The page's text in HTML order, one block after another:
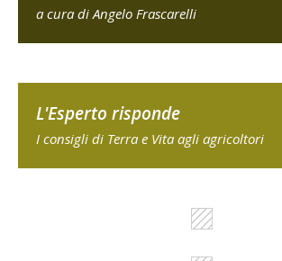
a cura di Angelo Frascarelli
L'Esperto risponde
I consigli di Terra e Vita agli agricoltori